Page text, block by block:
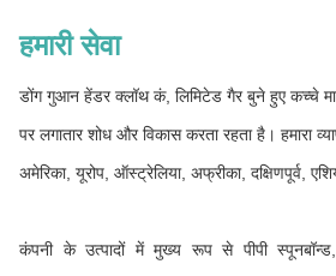
हमारी सेवा
डोंग गुआन हेंडर क्लॉथ कं, लिमिटेड गैर बुने हुए कच्चे
पर लगातार शोध और विकास करता रहता है। हमारा
अमेरिका, यूरोप, ऑस्ट्रेलिया, अफ्रीका, दक्षिणपूर्व,
कंपनी के उत्पादों में मुख्य रूप से पीपी स्पूनबॉन्ड,